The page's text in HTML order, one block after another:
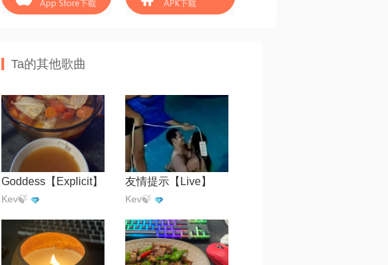
Ta的其他歌曲
Goddess【Explicit】
Kev🍃
友情提示【Live】
Kev🍃